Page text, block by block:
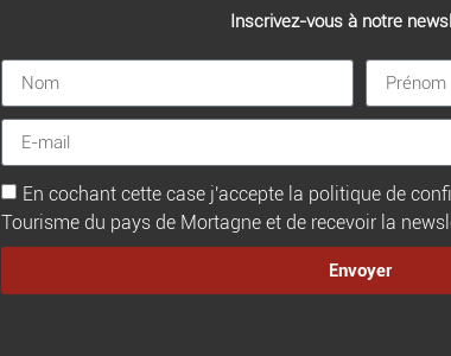
Inscrivez-vous à notre
En cochant cette case j'accepte la politique de
Tourisme du pays de Mortagne et de recevoir la
Envoyer